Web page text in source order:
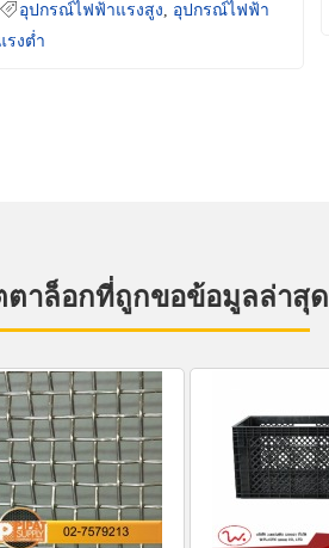
อุปกรณ์ไฟฟ้าแรงสูง
อุปกรณ์ไฟฟ้า
รงต่ำ
าล็อกที่ถูกขอข้อมูลล่าสุด